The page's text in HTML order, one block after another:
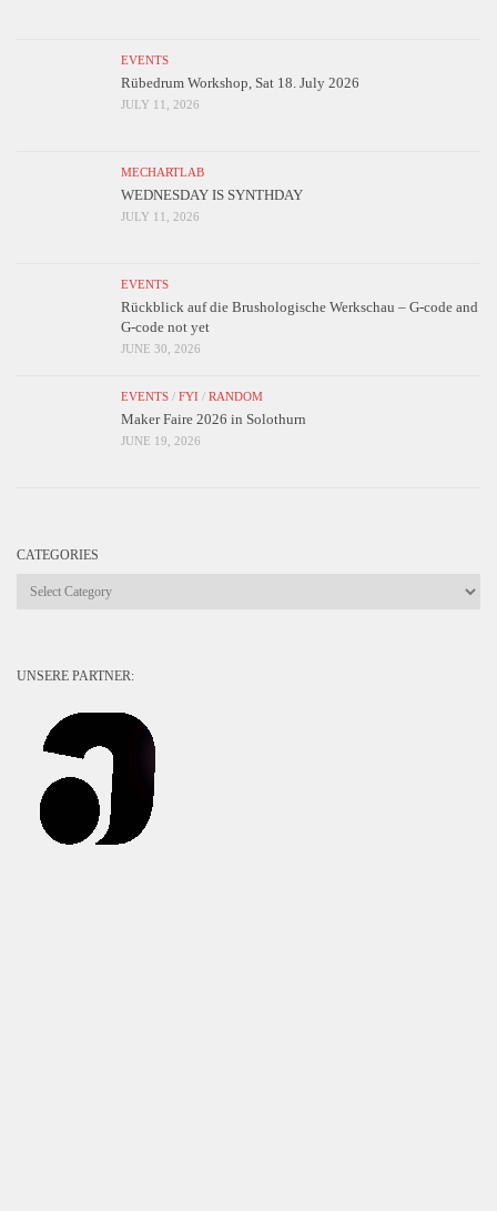
EVENTS
Rübedrum Workshop, Sat 18. July 2026
JULY 11, 2026
MECHARTLAB
WEDNESDAY IS SYNTHDAY
JULY 11, 2026
EVENTS
Rückblick auf die Brushologische Werkschau – G-code and
G-code not yet
JUNE 30, 2026
EVENTS / FYI / RANDOM
Maker Faire 2026 in Solothurn
JUNE 19, 2026
CATEGORIES
Categories
UNSERE PARTNER: